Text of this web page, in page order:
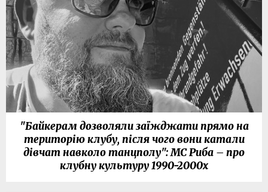
"Байкерам дозволяли заїжджати прямо на
територію клубу, після чого вони катали
дівчат навколо танцполу": МС Риба – про
клубну культуру 1990-2000х